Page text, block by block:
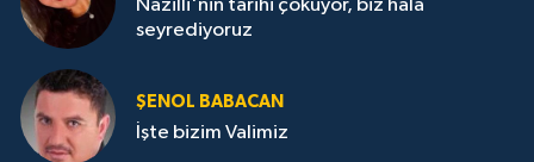
Nazilli'nin tarihi çöküyor, biz hala
seyrediyoruz
ŞENOL BABACAN
İşte bizim Valimiz